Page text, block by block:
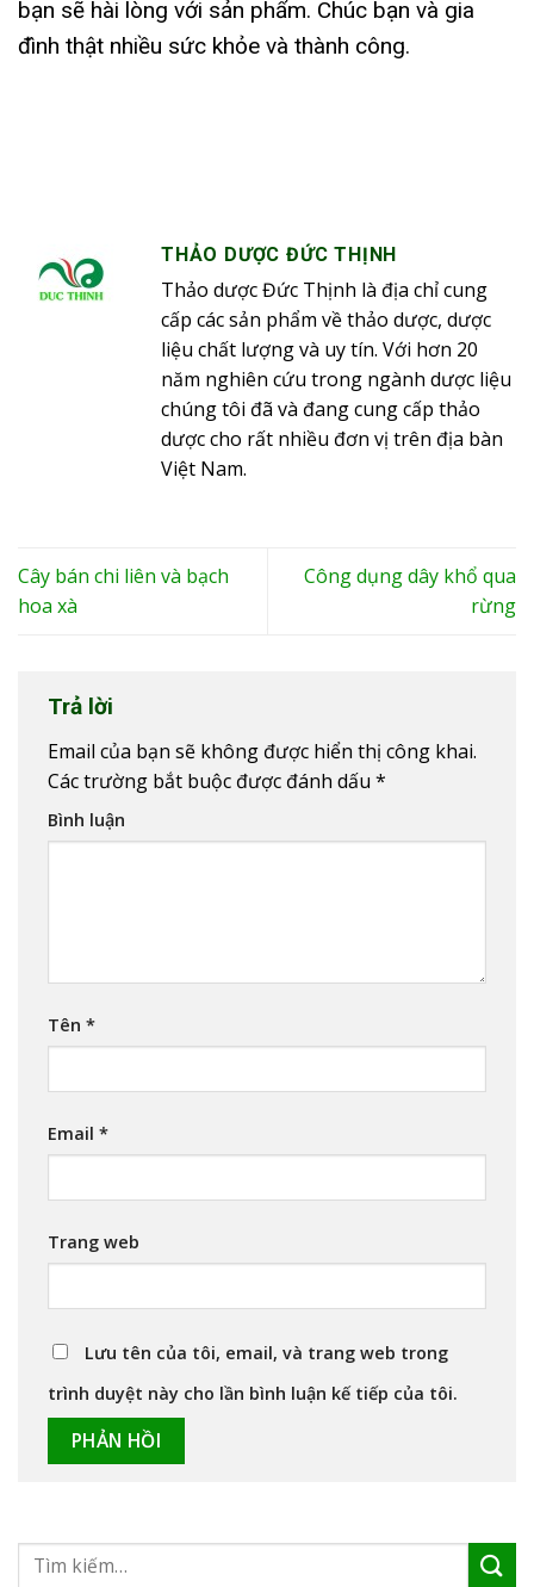
bạn sẽ hài lòng với sản phẩm. Chúc bạn và gia
đình thật nhiều sức khỏe và thành công.
THẢO DƯỢC ĐỨC THỊNH
Thảo dược Đức Thịnh là địa chỉ cung
cấp các sản phẩm về thảo dược, dược
liệu chất lượng và uy tín. Với hơn 20
năm nghiên cứu trong ngành dược liệu
chúng tôi đã và đang cung cấp thảo
dược cho rất nhiều đơn vị trên địa bàn
Việt Nam.
Cây bán chi liên và bạch
hoa xà
Công dụng dây khổ qua
rừng
Trả lời
Email của bạn sẽ không được hiển thị công khai.
Các trường bắt buộc được đánh dấu *
Bình luận
Tên *
Email *
Trang web
Lưu tên của tôi, email, và trang web trong
trình duyệt này cho lần bình luận kế tiếp của tôi.